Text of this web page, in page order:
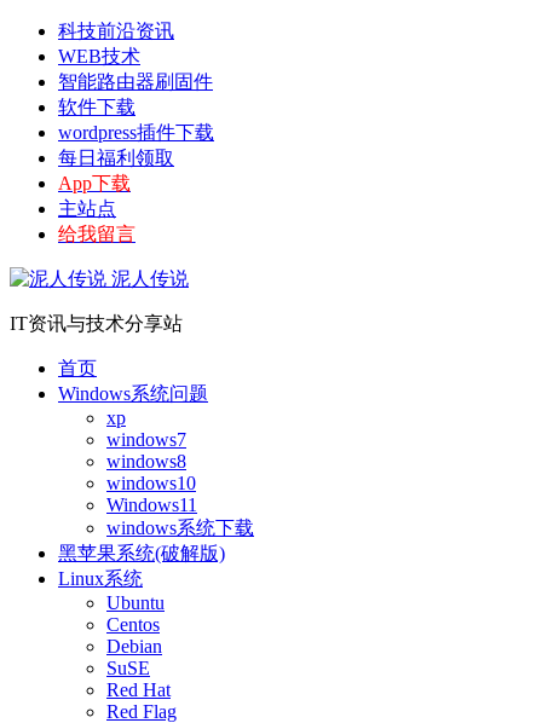
科技前沿资讯
WEB技术
智能路由器刷固件
软件下载
wordpress插件下载
每日福利领取
App下载
主站点
给我留言
泥人传说
IT资讯与技术分享站
首页
Windows系统问题
xp
windows7
windows8
windows10
Windows11
windows系统下载
黑苹果系统(破解版)
Linux系统
Ubuntu
Centos
Debian
SuSE
Red Hat
Red Flag